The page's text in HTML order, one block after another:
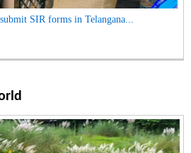
SIR forms in Telangana...